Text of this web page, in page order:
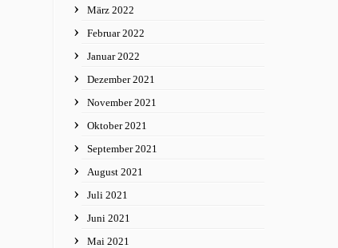
März 2022
Februar 2022
Januar 2022
Dezember 2021
November 2021
Oktober 2021
September 2021
August 2021
Juli 2021
Juni 2021
Mai 2021